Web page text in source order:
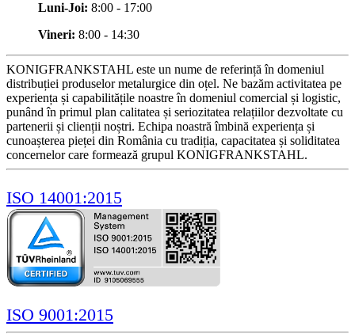
Luni-Joi: 8:00 - 17:00
Vineri: 8:00 - 14:30
KONIGFRANKSTAHL este un nume de referință în domeniul
distribuției produselor metalurgice din oțel. Ne bazăm activitatea pe
experiența și capabilitățile noastre în domeniul comercial și logistic,
punând în primul plan calitatea și seriozitatea relațiilor dezvoltate cu
partenerii și clienții noștri. Echipa noastră îmbină experiența și
cunoașterea pieței din România cu tradiția, capacitatea și soliditatea
concernelor care formează grupul KONIGFRANKSTAHL.
ISO 14001:2015
ISO 9001:2015